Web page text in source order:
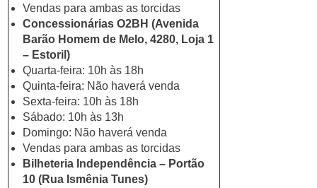
Vendas para ambas as torcidas
Concessionárias O2BH (Avenida
Barão Homem de Melo, 4280, Loja 1
– Estoril)
Quarta-feira: 10h às 18h
Quinta-feira: Não haverá venda
Sexta-feira: 10h às 18h
Sábado: 10h às 13h
Domingo: Não haverá venda
Vendas para ambas as torcidas
Bilheteria Independência – Portão
10 (Rua Ismênia Tunes)